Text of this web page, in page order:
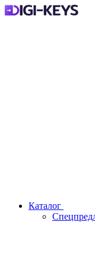
Каталог